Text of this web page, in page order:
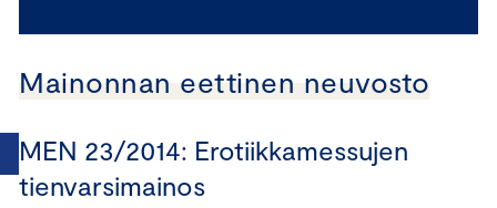
Mainonnan eettinen neuvosto
MEN 23/2014: Erotiikkamessujen
tienvarsimainos